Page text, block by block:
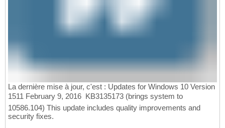
La dernière mise à jour, c'est : Updates for Windows 10 Version
1511 February 9, 2016  KB3135173 (brings system to
10586.104) This update includes quality improvements and
security fixes.